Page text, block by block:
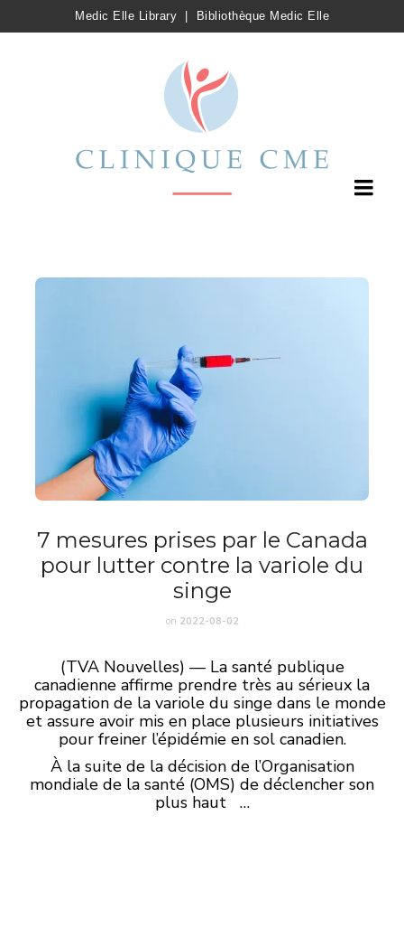
Medic Elle Library Bibliothèque Medic Elle
7 mesures prises par le Canada
pour lutter contre la variole du
singe
on 2022-08-02
(TVA Nouvelles) — La santé publique
canadienne affirme prendre très au sérieux la
propagation de la variole du singe dans le monde
et assure avoir mis en place plusieurs initiatives
pour freiner l’épidémie en sol canadien.
À la suite de la décision de l’Organisation
mondiale de la santé (OMS) de déclencher son
plus haut …